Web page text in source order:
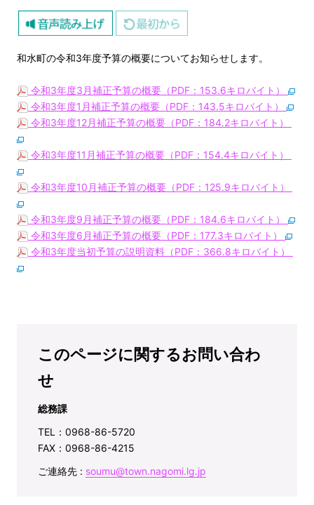
和水町の令和3年度予算の概要についてお知らせします。
令和3年度3月補正予算の概要（PDF：153.6キロバイト）
令和3年度1月補正予算の概要（PDF：143.5キロバイト）
令和3年度12月補正予算の概要（PDF：184.2キロバイト）
令和3年度11月補正予算の概要（PDF：154.4キロバイト）
令和3年度10月補正予算の概要（PDF：125.9キロバイト）
令和3年度9月補正予算の概要（PDF：184.6キロバイト）
令和3年度6月補正予算の概要（PDF：177.3キロバイト）
令和3年度当初予算の説明資料（PDF：366.8キロバイト）
このページに関するお問い合わ
せ
総務課
TEL：0968-86-5720
FAX：0968-86-4215
ご連絡先 : soumu@town.nagomi.lg.jp